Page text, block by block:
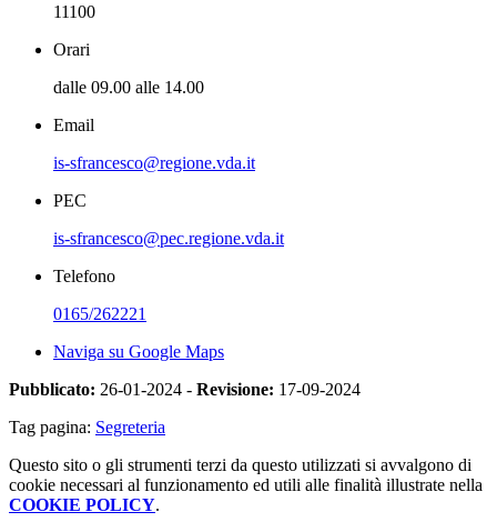
11100
Orari
dalle 09.00 alle 14.00
Email
is-sfrancesco@regione.vda.it
PEC
is-sfrancesco@pec.regione.vda.it
Telefono
0165/262221
Naviga su Google Maps
Pubblicato: 26-01-2024 - Revisione: 17-09-2024
Tag pagina: Segreteria
Questo sito o gli strumenti terzi da questo utilizzati si avvalgono di
cookie necessari al funzionamento ed utili alle finalità illustrate nella
COOKIE POLICY.